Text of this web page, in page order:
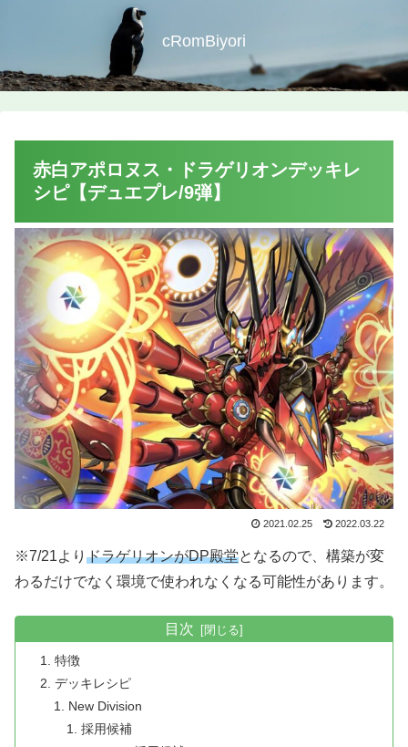
cRomBiyori
赤白アポロヌス・ドラゲリオンデッキレ
シピ【デュエプレ/9弾】
2021.02.25 2022.03.22
※7/21より ドラゲリオンがDP殿堂となるので、構築が変
わるだけでなく環境で使われなくなる可能性があります。
目次
特徴
デッキレシピ
New Division
採用候補